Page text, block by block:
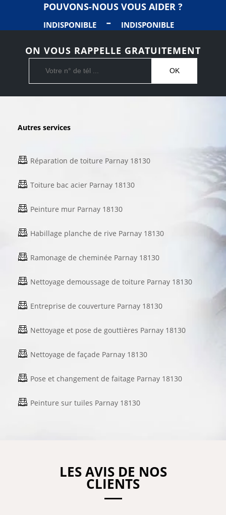
POUVONS-NOUS VOUS AIDER ?
INDISPONIBLE - INDISPONIBLE
ON VOUS RAPPELLE GRATUITEMENT
Autres services
Réparation de toiture Parnay 18130
Toiture bac acier Parnay 18130
Peinture mur Parnay 18130
Habillage planche de rive Parnay 18130
Ramonage de cheminée Parnay 18130
Nettoyage demoussage de toiture Parnay 18130
Entreprise de couverture Parnay 18130
Nettoyage et pose de gouttières Parnay 18130
Nettoyage de façade Parnay 18130
Pose et changement de faitage Parnay 18130
Peinture sur tuiles Parnay 18130
LES AVIS DE NOS
CLIENTS